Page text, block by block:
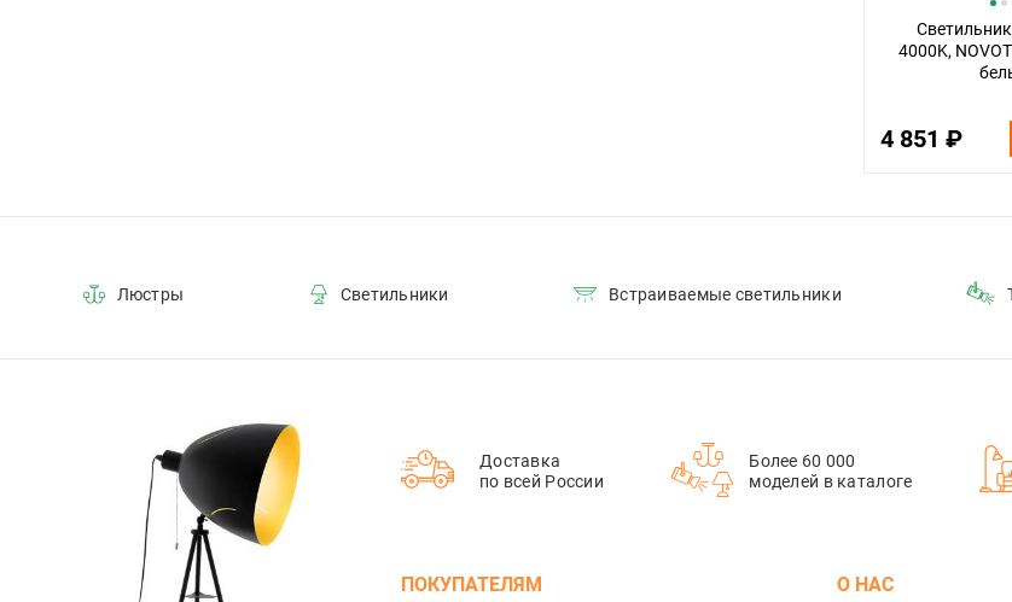
4000K,
4 851 ₽
Люстры Светильники Встраиваемые светильники
Доставка
по всей России
Более 60 000
моделей в каталоге
ПОКУПАТЕЛЯМ О НАС